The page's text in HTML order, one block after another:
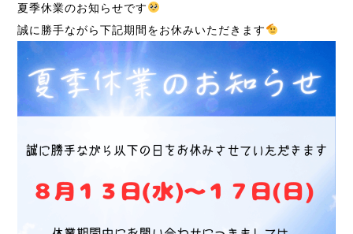
夏季休業のお知らせです
誠に勝手ながら下記期間をお休みいただきます